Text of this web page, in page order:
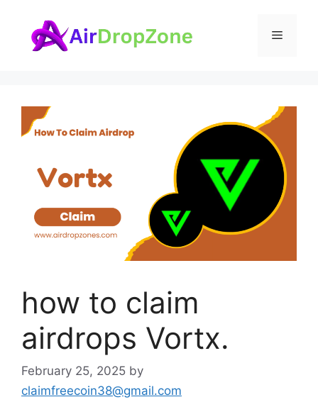
content
Menu
how to claim
airdrops Vortx.
February 25, 2025 by
claimfreecoin38@gmail.com